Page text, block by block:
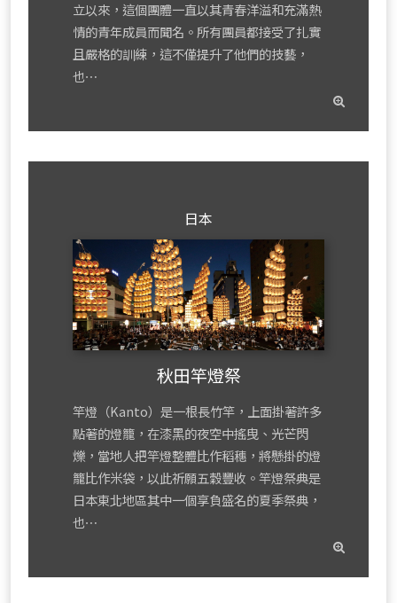
立以來，這個團體一直以其青春洋溢和充滿熱
情的青年成員而聞名。所有團員都接受了扎實
且嚴格的訓練，這不僅提升了他們的技藝，
也⋯
日本
秋田竿燈祭
竿燈（Kanto）是一根長竹竿，上面掛著許多
點著的燈籠，在漆黑的夜空中搖曳、光芒閃
爍，當地人把竿燈整體比作稻穗，將懸掛的燈
籠比作米袋，以此祈願五穀豐收。竿燈祭典是
日本東北地區其中一個享負盛名的夏季祭典，
也⋯